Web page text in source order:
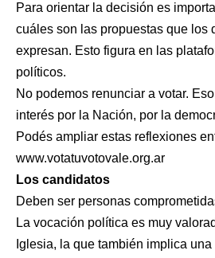
Para orientar la decisión es
cuáles son las propuestas que los
expresan. Esto figura en las
políticos.
No podemos renunciar a votar.
interés por la Nación, por la
Podés ampliar estas reflexiones
www.votatuvotovale.org.ar
Los candidatos
Deben ser personas
La vocación política es muy
Iglesia, la que también implica